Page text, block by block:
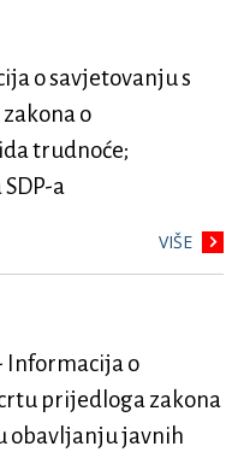
o savjetovanju s
o
trudnoće;
a
VIŠE
Informacija o
prijedloga zakona
obavljanju javnih